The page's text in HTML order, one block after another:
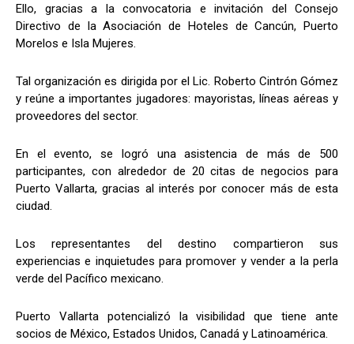
Ello, gracias a la convocatoria e invitación del Consejo
Directivo de la Asociación de Hoteles de Cancún, Puerto
Morelos e Isla Mujeres.
Tal organización es dirigida por el Lic. Roberto Cintrón Gómez
y reúne a importantes jugadores: mayoristas, líneas aéreas y
proveedores del sector.
En el evento, se logró una asistencia de más de 500
participantes, con alrededor de 20 citas de negocios para
Puerto Vallarta, gracias al interés por conocer más de esta
ciudad.
Los representantes del destino compartieron sus
experiencias e inquietudes para promover y vender a la perla
verde del Pacífico mexicano.
Puerto Vallarta potencializó la visibilidad que tiene ante
socios de México, Estados Unidos, Canadá y Latinoamérica.